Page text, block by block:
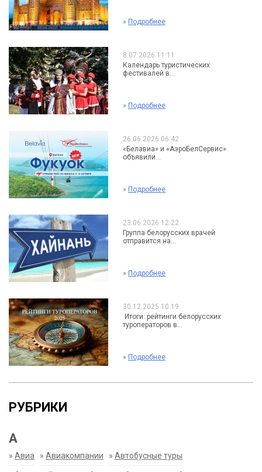
» Подробнее
8.07.2026 11:11
Календарь туристических
фестивалей в...
» Подробнее
26.06.2026 06:42
«Белавиа» и «АэроБелСервис»
объявили...
» Подробнее
23.06.2026 12:22
Группа белорусских врачей
отправится на...
» Подробнее
30.12.2025 10:19
Итоги: рейтинги белорусских
туроператоров в...
» Подробнее
РУБРИКИ
А
» Авиа » Авиакомпании » Автобусные туры